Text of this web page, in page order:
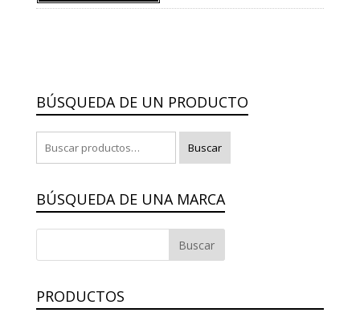
BÚSQUEDA DE UN PRODUCTO
Buscar
BÚSQUEDA DE UNA MARCA
PRODUCTOS